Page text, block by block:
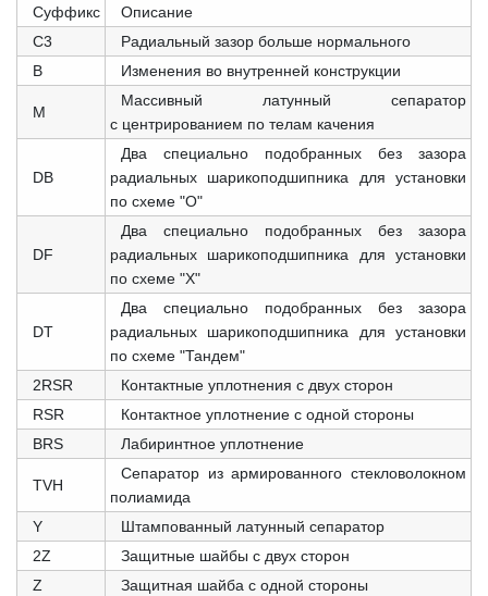
Суффикс
Описание
C3
Радиальный зазор больше нормального
B
Изменения во внутренней конструкции
M
Массивный латунный сепаратор
с центрированием по телам качения
DB
Два специально подобранных без зазора
радиальных шарикоподшипника для установки
по схеме "О"
DF
Два специально подобранных без зазора
радиальных шарикоподшипника для установки
по схеме "X"
DT
Два специально подобранных без зазора
радиальных шарикоподшипника для установки
по схеме "Тандем"
2RSR
Контактные уплотнения с двух сторон
RSR
Контактное уплотнение с одной стороны
BRS
Лабиринтное уплотнение
TVH
Сепаратор из армированного стекловолокном
полиамида
Y
Штампованный латунный сепаратор
2Z
Защитные шайбы с двух сторон
Z
Защитная шайба с одной стороны